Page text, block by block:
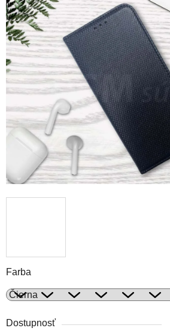
Farba
Dostupnosť